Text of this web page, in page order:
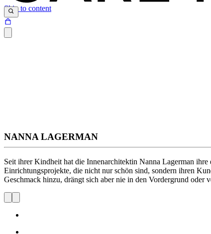
Skip to content
NANNA LAGERMAN
Seit ihrer Kindheit hat die Innenarchitektin Nanna Lagerman
Einrichtungsprojekte, die nicht nur schön sind, sondern ihren
Geschmack hinzu, drängt sich aber nie in den Vordergrund oder